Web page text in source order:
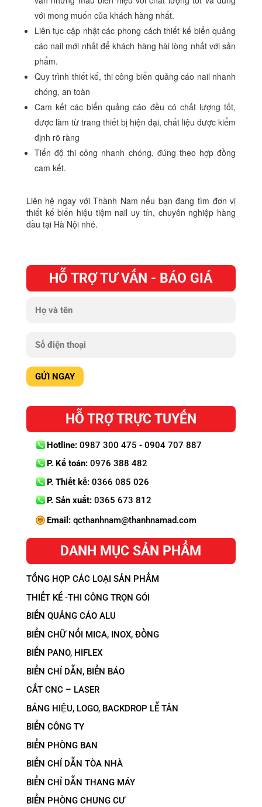
với mong muốn của khách hàng nhất.
Liên tục cập nhật các phong cách thiết kế biển quảng
cáo nail mới nhất để khách hàng hài lòng nhất với sản
phẩm.
Quy trình thiết kế, thi công biển quảng cáo nail nhanh
chóng, an toàn
Cam kết các biển quảng cáo đều có chất lượng tốt,
được làm từ trang thiết bị hiện đại, chất liệu được kiểm
định rõ ràng
Tiến độ thi công nhanh chóng, đúng theo hợp đồng
cam kết.
Liên hệ ngay với Thành Nam nếu bạn đang tìm đơn vị
thiết kế biển hiệu tiệm nail uy tín, chuyên nghiệp hàng
đầu tại Hà Nội nhé.
HỖ TRỢ TƯ VẤN - BÁO GIÁ
HỖ TRỢ TRỰC TUYẾN
Hotline:0987 300 475 - 0904 707 887
P. Kế toán:0976 388 482
P. Thiết kế:0366 085 026
P. Sản xuất:0365 673 812
Email:qcthanhnam@thanhnamad.com
DANH MỤC SẢN PHẨM
TỔNG HỢP CÁC LOẠI SẢN PHẨM
THIẾT KẾ -THI CÔNG TRỌN GÓI
BIỂN QUẢNG CÁO ALU
BIỂN CHỮ NỔI MICA, INOX, ĐỒNG
BIỂN PANO, HIFLEX
BIỂN CHỈ DẪN, BIỂN BÁO
CẮT CNC – LASER
BẢNG HIỆU, LOGO, BACKDROP LỄ TÂN
BIỂN CÔNG TY
BIỂN PHÒNG BAN
BIỂN CHỈ DẪN TÒA NHÀ
BIỂN CHỈ DẪN THANG MÁY
BIỂN PHÒNG CHUNG CƯ